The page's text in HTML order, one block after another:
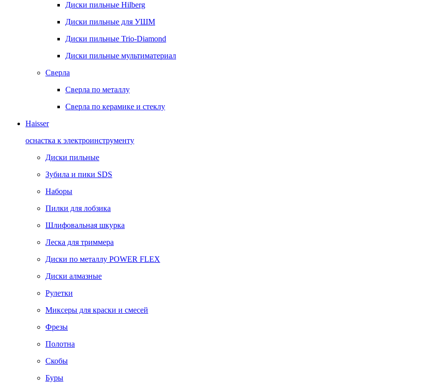
Диски пильные Hilberg
Диски пильные для УШМ
Диски пильные Trio-Diamond
Диски пильные мультиматериал
Сверла
Сверла по металлу
Сверла по керамике и стеклу
Haisser
оснастка к электроинструменту
Диски пильные
Зубила и пики SDS
Наборы
Пилки для лобзика
Шлифовальная шкурка
Леска для триммера
Диски по металлу POWER FLEX
Диски алмазные
Рулетки
Миксеры для краски и смесей
Фрезы
Полотна
Скобы
Буры